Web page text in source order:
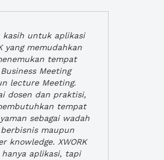
kasih untuk aplikasi
yang memudahkan
tempat
Meeting
lecture Meeting.
dosen dan praktisi,
tempat
sebagai wadah
maupun
knowledge. XWORK
aplikasi, tapi